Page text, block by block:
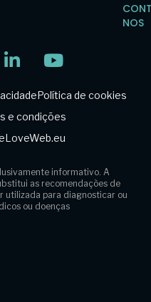
NOS
Política de cookies
e condições
informativo. A
as recomendações de
utilizada para diagnosticar ou
ou doenças